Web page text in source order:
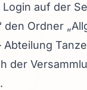
auf der
den Ordner
der